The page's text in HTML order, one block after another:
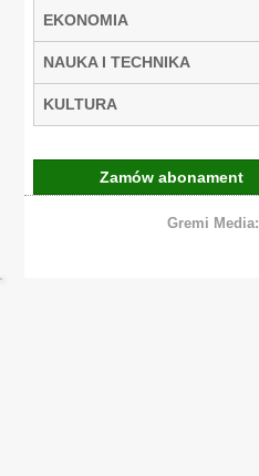
EKONOMIA
NAUKA I TECHNIKA
KULTURA
Zamów abonament
Gremi Media: